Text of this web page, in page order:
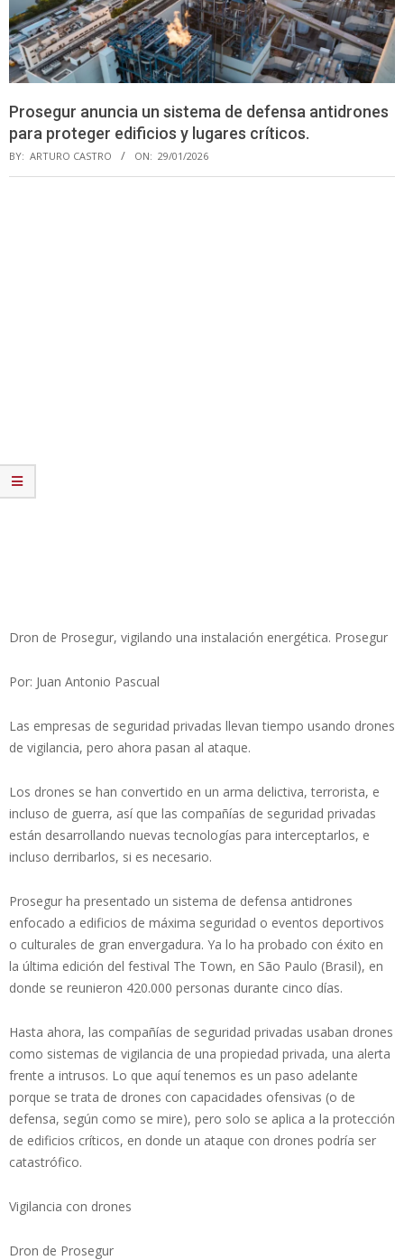
Prosegur anuncia un sistema de defensa antidrones
para proteger edificios y lugares críticos.
BY: ARTURO CASTRO ON: 29/01/2026
Dron de Prosegur, vigilando una instalación energética. Prosegur
Por: Juan Antonio Pascual
Las empresas de seguridad privadas llevan tiempo usando drones
de vigilancia, pero ahora pasan al ataque.
Los drones se han convertido en un arma delictiva, terrorista, e
incluso de guerra, así que las compañías de seguridad privadas
están desarrollando nuevas tecnologías para interceptarlos, e
incluso derribarlos, si es necesario.
Prosegur ha presentado un sistema de defensa antidrones
enfocado a edificios de máxima seguridad o eventos deportivos
o culturales de gran envergadura. Ya lo ha probado con éxito en
la última edición del festival The Town, en São Paulo (Brasil), en
donde se reunieron 420.000 personas durante cinco días.
Hasta ahora, las compañías de seguridad privadas usaban drones
como sistemas de vigilancia de una propiedad privada, una alerta
frente a intrusos. Lo que aquí tenemos es un paso adelante
porque se trata de drones con capacidades ofensivas (o de
defensa, según como se mire), pero solo se aplica a la protección
de edificios críticos, en donde un ataque con drones podría ser
catastrófico.
Vigilancia con drones
Dron de Prosegur